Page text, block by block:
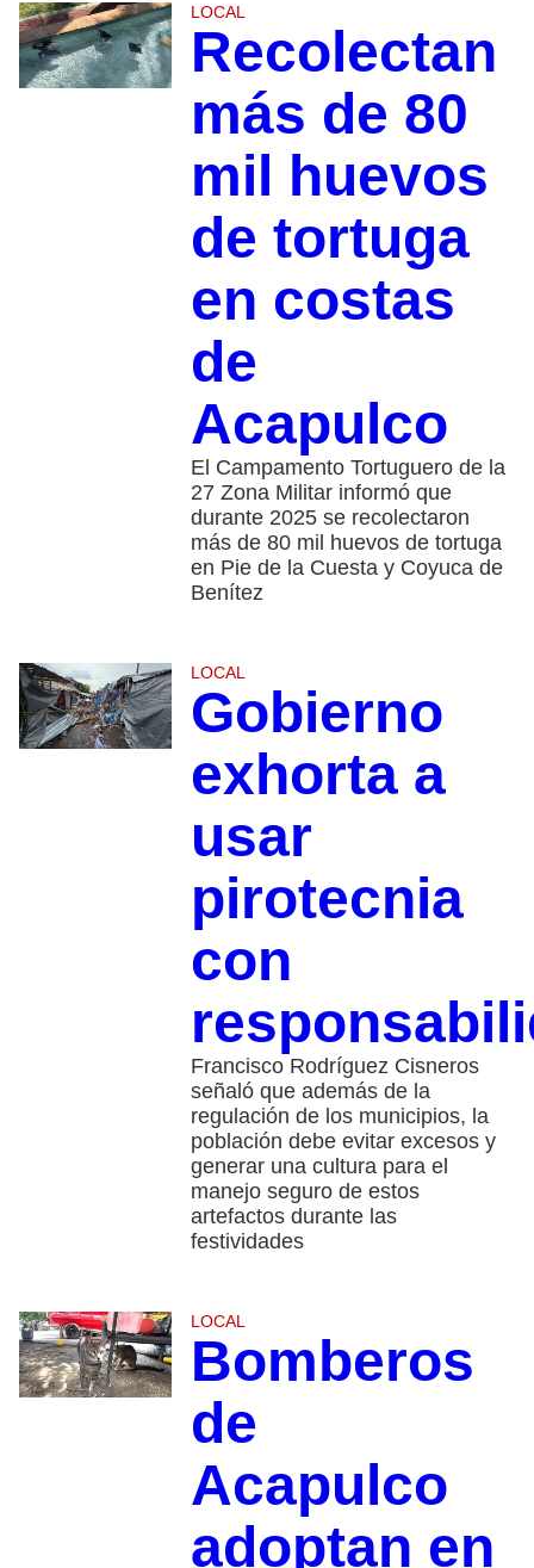
LOCAL
Recolectan
más de 80
mil huevos
de tortuga
en costas
de
Acapulco
El Campamento Tortuguero de la
27 Zona Militar informó que
durante 2025 se recolectaron
más de 80 mil huevos de tortuga
en Pie de la Cuesta y Coyuca de
Benítez
LOCAL
Gobierno
exhorta a
usar
pirotecnia
con
Francisco Rodríguez Cisneros
señaló que además de la
regulación de los municipios, la
población debe evitar excesos y
generar una cultura para el
manejo seguro de estos
artefactos durante las
festividades
LOCAL
Bomberos
de
Acapulco
adoptan en